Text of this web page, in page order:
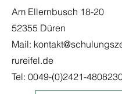
Am Ellernbusch 18-20
52355 Düren
Mail:
rureifel.de
Tel: 0049-(0)2421-